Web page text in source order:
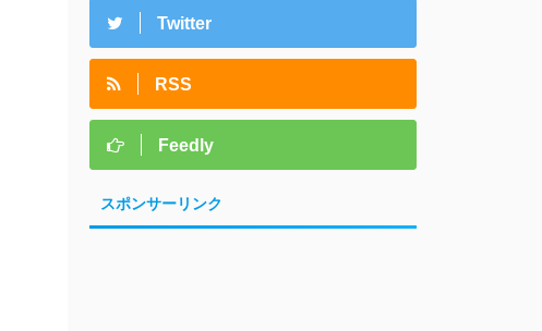
Twitter
RSS
Feedly
スポンサーリンク